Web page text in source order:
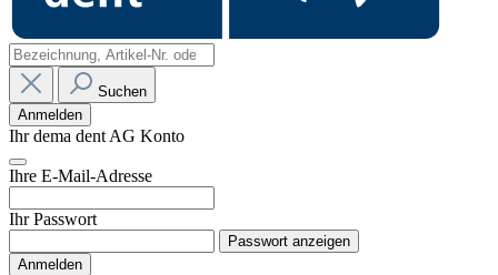
Suchen
Anmelden
Ihr dema dent AG Konto
Ihre E-Mail-Adresse
Ihr Passwort
Passwort anzeigen
Anmelden